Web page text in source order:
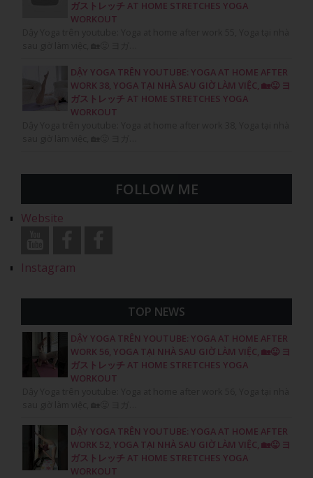
ガストレッチ AT HOME STRETCHES YOGA
WORKOUT
DẬY YOGA TRÊN YOUTUBE: YOGA AT HOME AFTER
WORK 38, YOGA TẠI NHÀ SAU GIỜ LÀM VIỆC, 🏡😛 ヨ
ガストレッチ AT HOME STRETCHES YOGA
WORKOUT
FOLLOW ME
Website
Instagram
TOP NEWS
DẬY YOGA TRÊN YOUTUBE: YOGA AT HOME AFTER
WORK 56, YOGA TẠI NHÀ SAU GIỜ LÀM VIỆC, 🏡😛 ヨ
ガストレッチ AT HOME STRETCHES YOGA
WORKOUT
DẬY YOGA TRÊN YOUTUBE: YOGA AT HOME AFTER
WORK 52, YOGA TẠI NHÀ SAU GIỜ LÀM VIỆC, 🏡😛 ヨ
ガストレッチ AT HOME STRETCHES YOGA
WORKOUT